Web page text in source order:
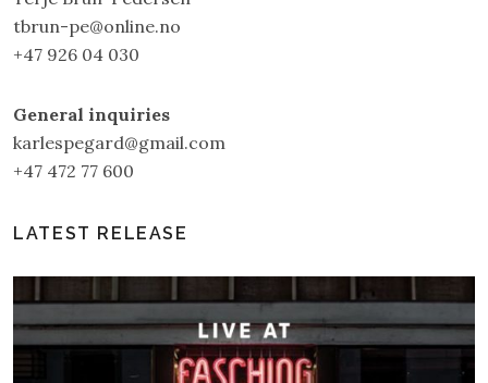
tbrun-pe@online.no
+47 926 04 030
General inquiries
karlespegard@gmail.com
+47 472 77 600
LATEST RELEASE